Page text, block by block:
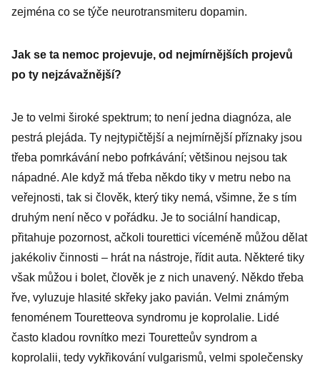
zejména co se týče neurotransmiteru dopamin.
Jak se ta nemoc projevuje, od nejmírnějších projevů
po ty nejzávažnější?
Je to velmi široké spektrum; to není jedna diagnóza, ale
pestrá plejáda. Ty nejtypičtější a nejmírnější příznaky jsou
třeba pomrkávání nebo pofrkávání; většinou nejsou tak
nápadné. Ale když má třeba někdo tiky v metru nebo na
veřejnosti, tak si člověk, který tiky nemá, všimne, že s tím
druhým není něco v pořádku. Je to sociální handicap,
přitahuje pozornost, ačkoli tourettici víceméně můžou dělat
jakékoliv činnosti – hrát na nástroje, řídit auta. Některé tiky
však můžou i bolet, člověk je z nich unavený. Někdo třeba
řve, vyluzuje hlasité skřeky jako pavián. Velmi známým
fenoménem Touretteova syndromu je koprolalie. Lidé
často kladou rovnítko mezi Touretteův syndrom a
koprolalii, tedy vykřikování vulgarismů, velmi společensky